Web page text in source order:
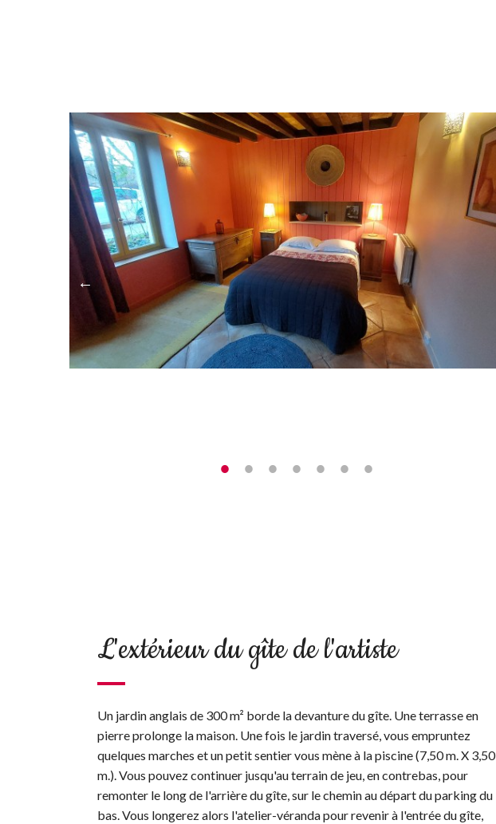
L'extérieur du gîte de l'artiste
Un jardin anglais de 300 m² borde la devanture du gîte. Une terrasse en
pierre prolonge la maison. Une fois le jardin traversé, vous empruntez
quelques marches et un petit sentier vous mène à la piscine (7,50 m. X 3,50
m.). Vous pouvez continuer jusqu'au terrain de jeu, en contrebas, pour
remonter le long de l'arrière du gîte, sur le chemin au départ du parking du
bas. Vous longerez alors l'atelier-véranda pour revenir à l'entrée du gîte,